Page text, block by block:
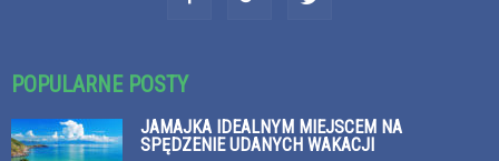
POPULARNE POSTY
JAMAJKA IDEALNYM MIEJSCEM NA
SPĘDZENIE UDANYCH WAKACJI